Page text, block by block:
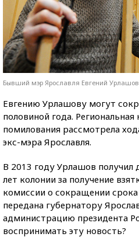
Бывший мэр Ярославля Евгений
Евгению Урлашову могут
половиной года.
помилования рассмотрела
экс-мэра Ярославля.
В 2013 году Урлашов получил
лет колонии за получение
комиссии о сокращении
передана губернатору
администрацию президента
воспринимать эту новость?